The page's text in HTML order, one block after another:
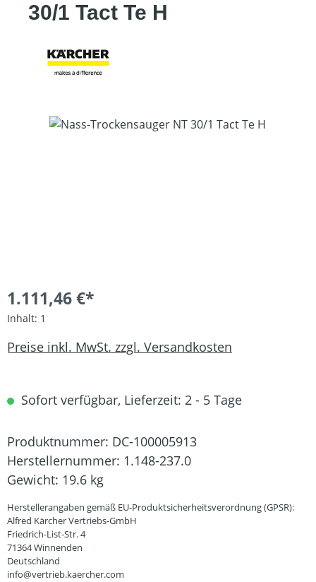
30/1 Tact Te H
Bildergalerie überspringen
1.111,46 €*
Inhalt: 1
Preise inkl. MwSt. zzgl. Versandkosten
Sofort verfügbar, Lieferzeit: 2 - 5 Tage
Produktnummer: DC-100005913
Herstellernummer: 1.148-237.0
Gewicht: 19.6 kg
Herstellerangaben gemäß EU-Produktsicherheitsverordnung (GPSR):
Alfred Kärcher Vertriebs-GmbH
Friedrich-List-Str. 4
71364 Winnenden
Deutschland
info@vertrieb.kaercher.com